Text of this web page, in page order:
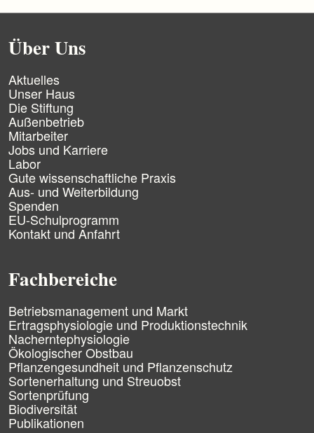
i
Über Uns
N
a
v
i
g
a
t
i
o
n
ü
b
e
r
r
n
g
e
n
Aktuelles
Unser Haus
Die Stiftung
Außenbetrieb
Mitarbeiter
Jobs und Karriere
Labor
Gute wissenschaftliche Praxis
Aus- und Weiterbildung
Spenden
EU-Schulprogramm
Kontakt und Anfahrt
Fachbereiche
N
a
v
i
g
a
t
i
o
n
Betriebsmanagement und Markt
Ertragsphysiologie und Produktionstechnik
Nacherntephysiologie
Ökologischer Obstbau
Pflanzengesundheit und Pflanzenschutz
Sortenerhaltung und Streuobst
Sortenprüfung
Biodiversität
Publikationen